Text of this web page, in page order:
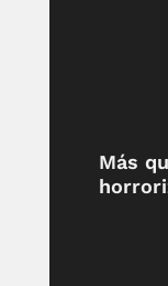
Más